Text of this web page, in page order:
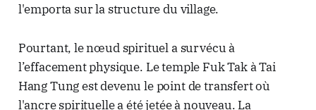
l'emporta sur la structure du village.
Pourtant, le nœud spirituel a survécu à
l’effacement physique. Le temple Fuk Tak à Tai
Hang Tung est devenu le point de transfert où
l'ancre spirituelle a été jetée à nouveau. La